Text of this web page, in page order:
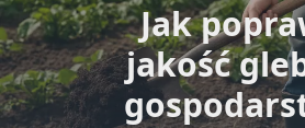
Jak
jakość